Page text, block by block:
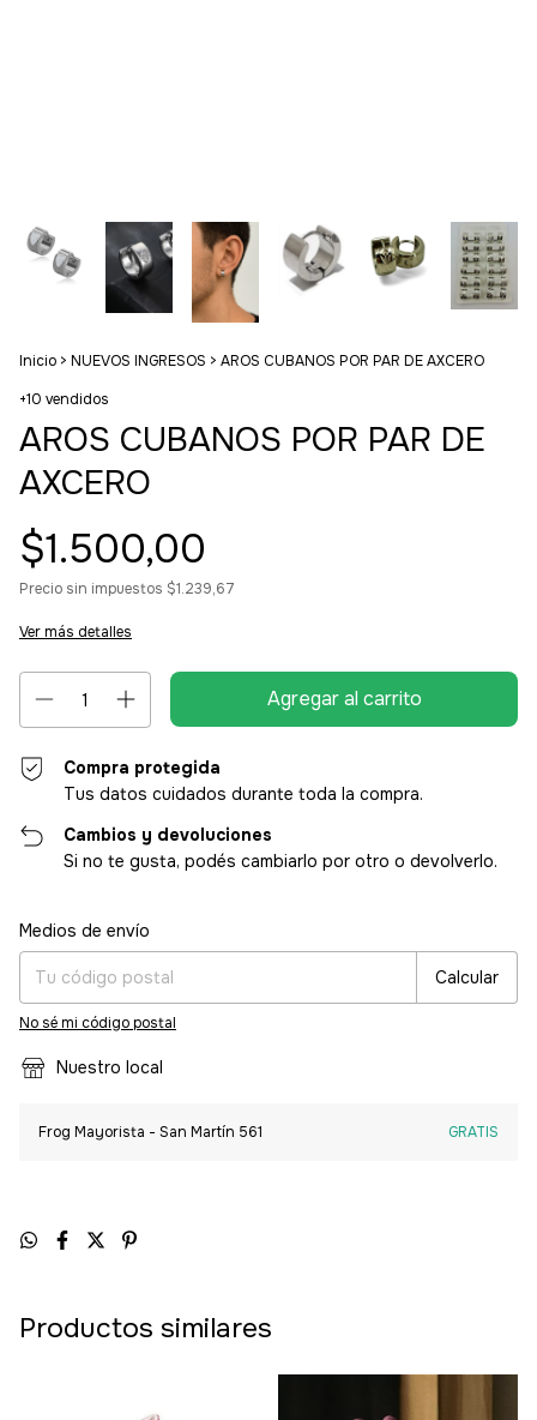
Inicio > NUEVOS INGRESOS > AROS CUBANOS POR PAR DE AXCERO
+10 vendidos
AROS CUBANOS POR PAR DE
AXCERO
$1.500,00
Precio sin impuestos $1.239,67
Ver más detalles
Compra protegida
Tus datos cuidados durante toda la compra.
Cambios y devoluciones
Si no te gusta, podés cambiarlo por otro o devolverlo.
Entregas para el CP:
Medios de envío
Calcular
No sé mi código postal
Nuestro local
Frog Mayorista - San Martín 561 GRATIS
Productos similares